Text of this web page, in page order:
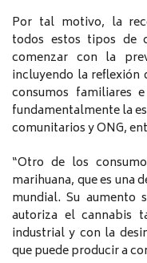
Por tal motivo, la
todos estos tipos de
comenzar con la
incluyendo la reflexión
consumos familiares
fundamentalmente la
comunitarios y ONG,
“Otro de los
marihuana, que es una
mundial. Su aumento
autoriza el cannabis
industrial y con la
que puede producir a